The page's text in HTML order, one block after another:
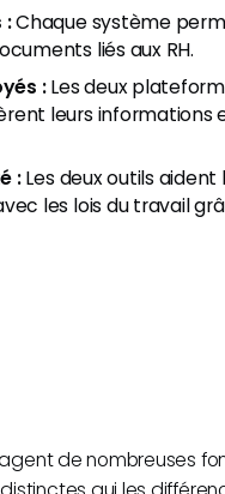
:Chaque système
liés aux RH.
:Les deux
leurs
:Les deux outils
les lois du travail
de nombreuses